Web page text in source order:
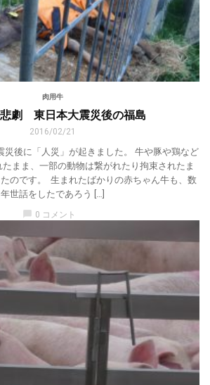
肉用牛
劇 東日本大震災後の福島
2016/02/21
災後に「人災」が起きました。 牛や豚や鶏など
まま、一部の動物は繋がれたり拘束されたま
のです。 生まれたばかりの赤ちゃん牛も、数
年世話をしたであろう […]
chat_bubble 0 コメント